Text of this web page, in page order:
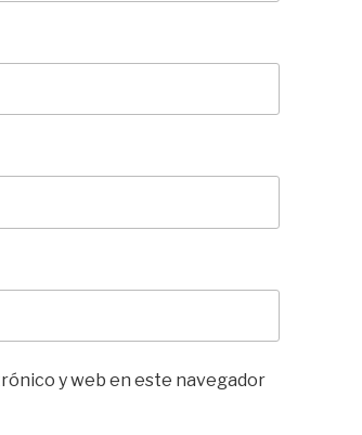
y web en este navegador